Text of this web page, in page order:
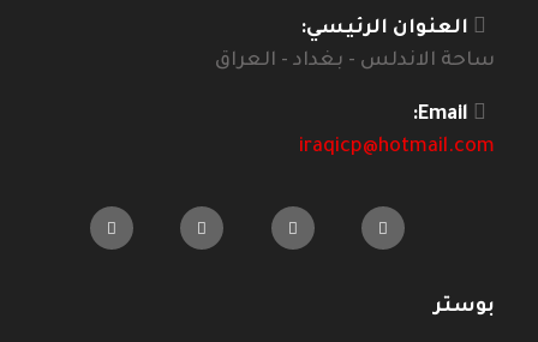
العنوان الرئيسي:
ساحة الاندلس - بغداد - العراق
Email:
iraqicp@hotmail.com
بوستر